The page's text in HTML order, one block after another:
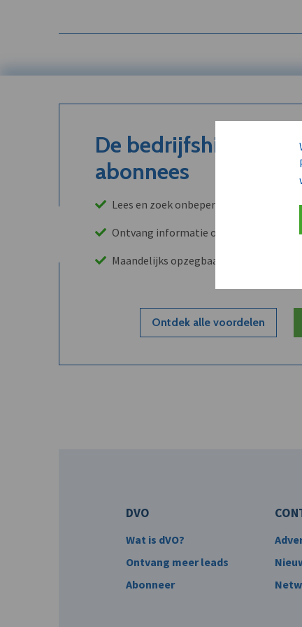
De bedrijfshistoriek
abonnees
Lees en zoek onbeperkt in onze
Ontvang informatie over leads,
Maandelijks opzegbaar
Ontdek alle voordelen
DVO
Wat is dVO?
Ontvang meer leads
Abonneer